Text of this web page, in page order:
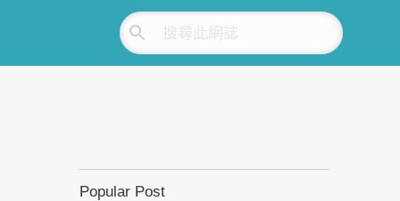
Popular Post